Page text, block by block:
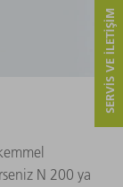
N 200 ya
SERVIS VE ILETIŞIM